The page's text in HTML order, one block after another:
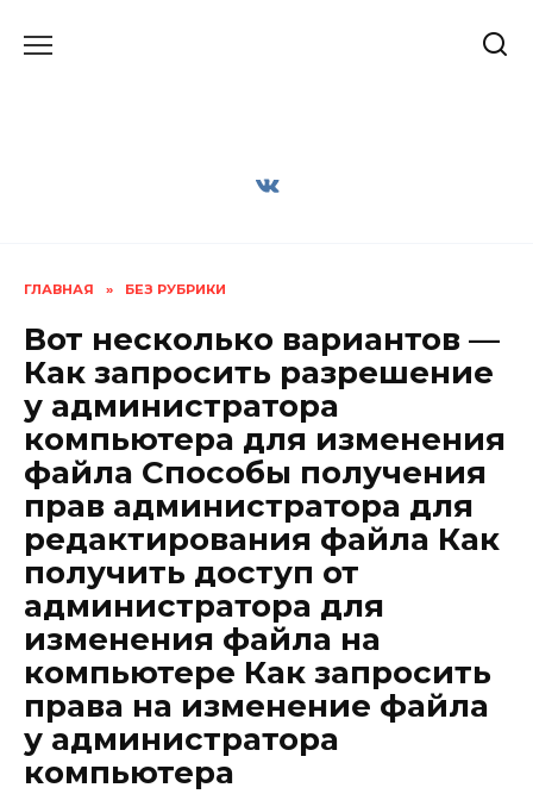
ГЛАВНАЯ » БЕЗ РУБРИКИ
Вот несколько вариантов —
Как запросить разрешение
у администратора
компьютера для изменения
файла Способы получения
прав администратора для
редактирования файла Как
получить доступ от
администратора для
изменения файла на
компьютере Как запросить
права на изменение файла
у администратора
компьютера